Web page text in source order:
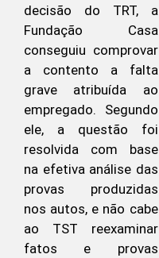
decisão do TRT, a
Fundação Casa
conseguiu comprovar
a contento a falta
grave atribuída ao
empregado. Segundo
ele, a questão foi
resolvida com base
na efetiva análise das
provas produzidas
nos autos, e não cabe
ao TST reexaminar
fatos e provas